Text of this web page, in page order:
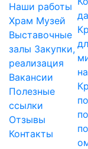
Наши работы
Храм Музей
Выставочные
залы Закупки,
реализация
Вакансии
Полезные
ссылки
Отзывы
Контакты